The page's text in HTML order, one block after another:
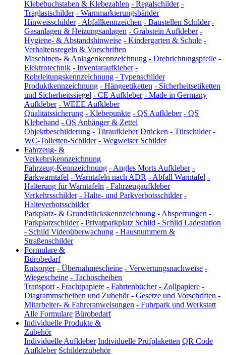
Klebebuchstaben & Klebezahlen - Regalschilder -
Traglastschilder - Warnmarkierungsbänder
Hinweisschilder - Abfallkennzeichen - Baustellen Schilder -
Gasanlagen & Heizungsanlagen - Grabstein Aufkleber -
Hygiene- & Abstandshinweise - Kindergarten & Schule -
Verhaltensregeln & Vorschriften
Maschinen- & Anlagenkennzeichnung - Drehrichtungspfeile -
Elektrotechnik - Inventaraufkleber -
Rohrleitungskennzeichnung - Typenschilder
Produktkennzeichnung - Hängeetiketten - Sicherheitsetiketten
und Sicherheitssiegel - CE Aufkleber - Made in Germany
Aufkleber - WEEE Aufkleber
Qualitätssicherung - Klebepunkte - QS Aufkleber - QS
Klebeband - QS Anhänger & Zettel
Objektbeschilderung - Türaufkleber Drücken - Türschilder -
WC-Toiletten-Schilder - Wegweiser Schilder
Fahrzeug- &
Verkehrskennzeichnung
Fahrzeug-Kennzeichnung - Angles Morts Aufkleber -
Parkwarntafel - Warntafeln nach ADR - Abfall Warntafel -
Halterung für Warntafeln - Fahrzeugaufkleber
Verkehrsschilder - Halte- und Parkverbotsschilder -
Halteverbotsschilder
Parkplatz- & Grundstückskennzeichnung - Absperrungen -
Parkplatzschilder - Privatparkplatz Schild - Schild Ladestation
- Schild Videoüberwachung - Hausnummern &
Straßenschilder
Formulare &
Bürobedarf
Entsorger - Übernahmescheine - Verwertungsnachweise -
Wiegescheine - Tachoscheiben
Transport - Frachtpapiere - Fahrtenbücher - Zollpapiere -
Diagrammscheiben und Zubehör - Gesetze und Vorschriften -
Mitarbeiter- & Fahreranweisungen - Fuhrpark und Werkstatt
Alle Formulare Bürobedarf
Individuelle Produkte &
Zubehör
Individuelle Aufkleber Individuelle Prüfplaketten QR Code
Aufkleber Schilderzubehör